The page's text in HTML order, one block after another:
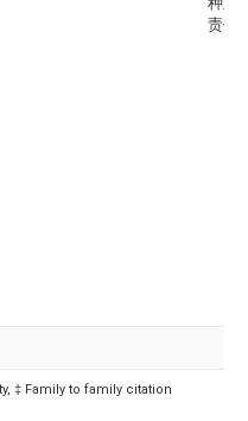
责任
‡ Family to family citation